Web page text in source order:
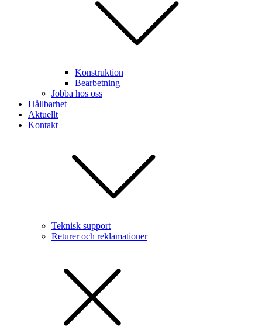
Konstruktion
Bearbetning
Jobba hos oss
Hållbarhet
Aktuellt
Kontakt
Teknisk support
Returer och reklamationer